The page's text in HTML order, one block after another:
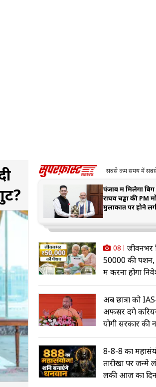
सबसे कम समय में सबसे
पंजाब में मिलेगा बिग
राघव चड्ढा की PM
मुलाकात पर होने
08
जीवनभर
₹50000 की
में करना होगा
अब छात्रों को
अफसर देंगे
योगी सरकार की
8-8-8 का
तारीखों पर जन्मे
लकी आज का